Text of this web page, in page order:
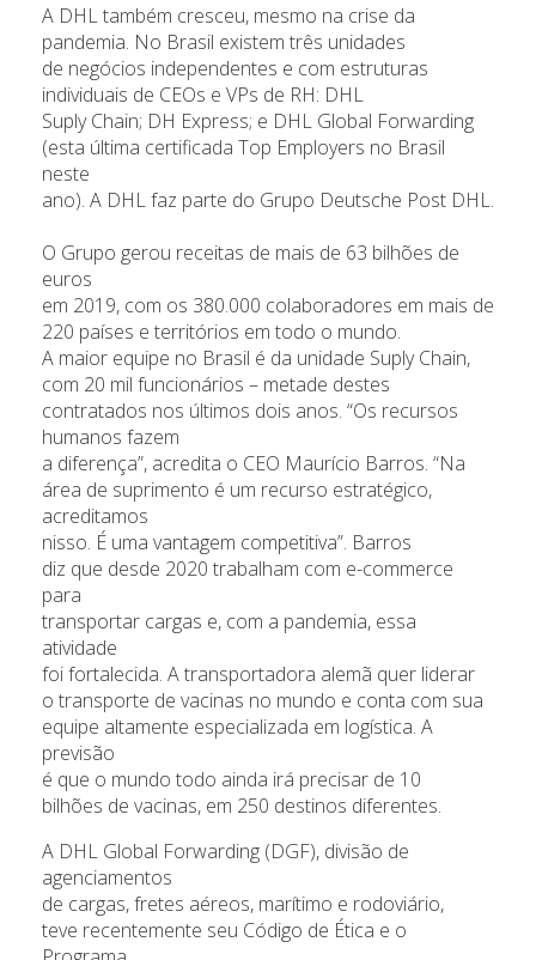
A DHL também cresceu, mesmo na crise da
pandemia. No Brasil existem três unidades
de negócios independentes e com estruturas
individuais de CEOs e VPs de RH: DHL
Suply Chain; DH Express; e DHL Global Forwarding
(esta última certificada Top Employers no Brasil
neste
ano). A DHL faz parte do Grupo Deutsche Post DHL.
O Grupo gerou receitas de mais de 63 bilhões de
euros
em 2019, com os 380.000 colaboradores em mais de
220 países e territórios em todo o mundo.
A maior equipe no Brasil é da unidade Suply Chain,
com 20 mil funcionários – metade destes
contratados nos últimos dois anos. “Os recursos
humanos fazem
a diferença”, acredita o CEO Maurício Barros. “Na
área de suprimento é um recurso estratégico,
acreditamos
nisso. É uma vantagem competitiva”. Barros
diz que desde 2020 trabalham com e-commerce
para
transportar cargas e, com a pandemia, essa
atividade
foi fortalecida. A transportadora alemã quer liderar
o transporte de vacinas no mundo e conta com sua
equipe altamente especializada em logística. A
previsão
é que o mundo todo ainda irá precisar de 10
bilhões de vacinas, em 250 destinos diferentes.
A DHL Global Forwarding (DGF), divisão de
agenciamentos
de cargas, fretes aéreos, marítimo e rodoviário,
teve recentemente seu Código de Ética e o